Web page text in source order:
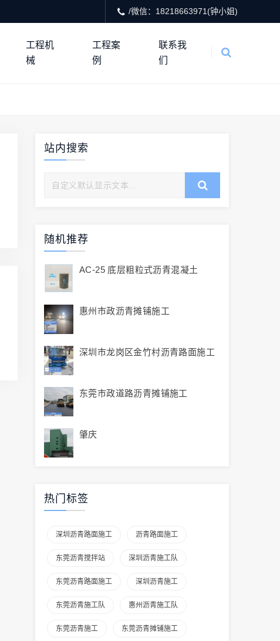
/微信：18218663971(钟小姐)
工程机
械
工程案
例
联系我
们
站内搜索
随机推荐
AC-25 底层粗粒式沥青混凝土
惠州市政沥青摊铺施工
深圳市龙岗区金竹村沥青路面施工
东莞市政道路沥青摊铺施工
肇庆
热门标签
深圳沥青路面施工 沥青路面施工
东莞沥青搅拌站 深圳沥青施工队
东莞沥青路面施工 深圳沥青施工
东莞沥青施工队 惠州沥青施工队
东莞沥青施工 东莞沥青摊铺施工